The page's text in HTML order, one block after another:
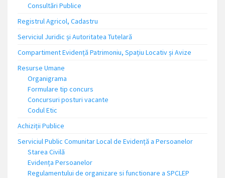
Consultări Publice
Registrul Agricol, Cadastru
Serviciul Juridic și Autoritatea Tutelară
Compartiment Evidență Patrimoniu, Spațiu Locativ și Avize
Resurse Umane
Organigrama
Formulare tip concurs
Concursuri posturi vacante
Codul Etic
Achiziții Publice
Serviciul Public Comunitar Local de Evidență a Persoanelor
Starea Civilă
Evidența Persoanelor
Regulamentului de organizare si functionare a SPCLEP